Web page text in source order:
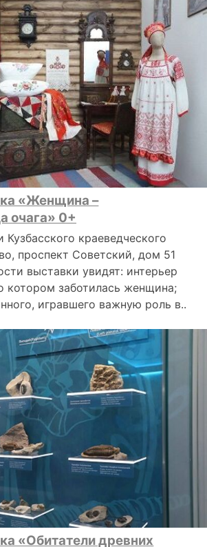
«Женщина –
очага» 0+
краеведческого
проспект Советский, дом 51
выставки увидят: интерьер
котором заботилась женщина;
игравшего важную роль в..
«Обитатели древних